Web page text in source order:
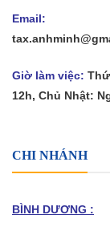
Email:
Giờ làm việc:
12h, Chủ Nhật:
CHI NHÁNH
BÌNH DƯƠNG :